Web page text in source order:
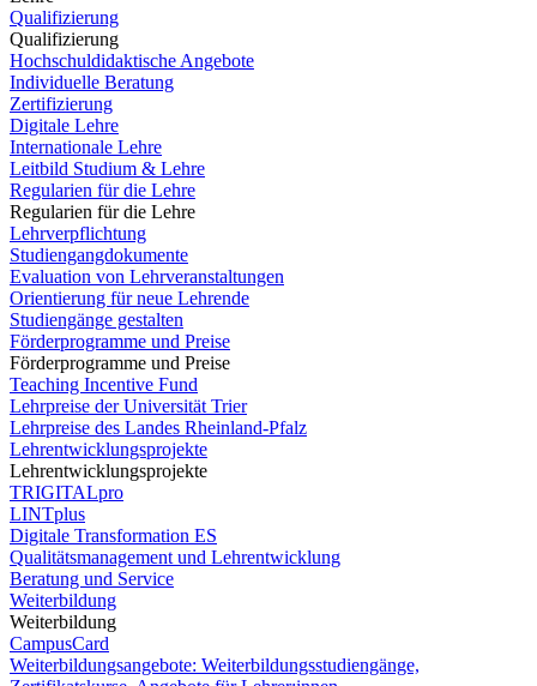
Qualifizierung
Qualifizierung
Hochschuldidaktische Angebote
Individuelle Beratung
Zertifizierung
Digitale Lehre
Internationale Lehre
Leitbild Studium & Lehre
Regularien für die Lehre
Regularien für die Lehre
Lehrverpflichtung
Studiengangdokumente
Evaluation von Lehrveranstaltungen
Orientierung für neue Lehrende
Studiengänge gestalten
Förderprogramme und Preise
Förderprogramme und Preise
Teaching Incentive Fund
Lehrpreise der Universität Trier
Lehrpreise des Landes Rheinland-Pfalz
Lehrentwicklungsprojekte
Lehrentwicklungsprojekte
TRIGITALpro
LINTplus
Digitale Transformation ES
Qualitätsmanagement und Lehrentwicklung
Beratung und Service
Weiterbildung
Weiterbildung
CampusCard
Weiterbildungsangebote: Weiterbildungsstudiengänge,